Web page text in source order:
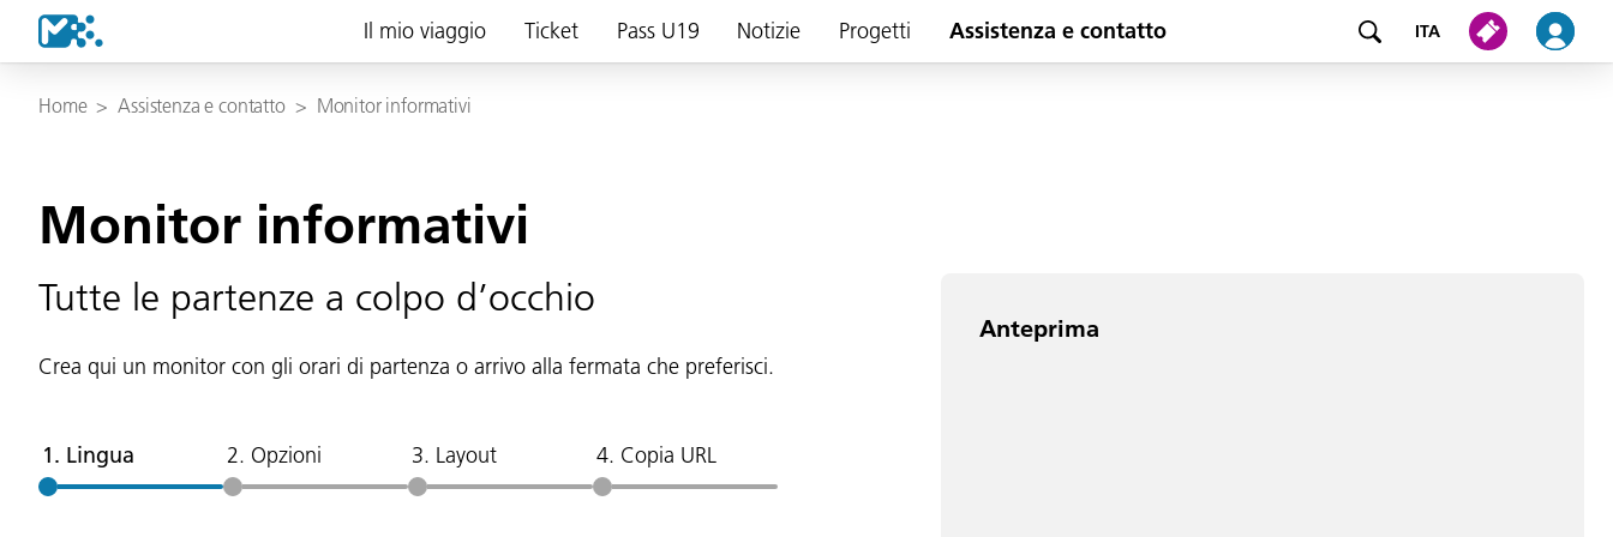
Il mio viaggio Ticket Pass U19 Notizie Progetti Assistenza e contatto ITA
Home > Assistenza e contatto > Monitor informativi
Monitor informativi
Tutte le partenze a colpo d’occhio
Crea qui un monitor con gli orari di partenza o arrivo alla fermata che preferisci.
1. Lingua 2. Opzioni 3. Layout 4. Copia URL
Anteprima